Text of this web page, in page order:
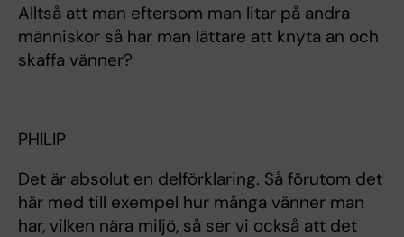
Alltså att man eftersom man litar på andra
människor så har man lättare att knyta an och
skaffa vänner?
PHILIP
Det är absolut en delförklaring. Så förutom det
här med till exempel hur många vänner man
har, vilken nära miljö, så ser vi också att det